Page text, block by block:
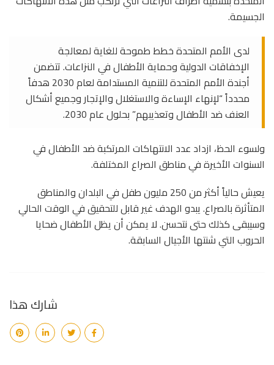
الجسيمة.
لدى الأمم المتحدة خطط طموحة للغاية لمعالجة
الإخفاقات الدولية وحماية الأطفال في النزاعات. تتضمن
أجندة الأمم المتحدة للتنمية المستدامة لعام 2030 هدفاً
محدداً “لإنهاء الإساءة والاستغلال والإتجار وجميع أشكال
العنف ضد الأطفال وتعذيبهم” بحلول عام 2030.
ولسوء الحظ، ازداد عدد الانتهاكات المرتكبة ضد الأطفال في
السنوات الأخيرة في مناطق الصراع المختلفة.
يعيش حالياً أكثر من 250 مليون طفل في البلدان والمناطق
المتأثرة بالصراع. يبدو الهدف غير قابل للتحقيق في الوقت الحالي
وسيبقى كذلك حتى نتحسن. لا يمكن أن يظل الأطفال ضحايا
الحروب التي شنتها الأجيال السابقة.
شارك هذا